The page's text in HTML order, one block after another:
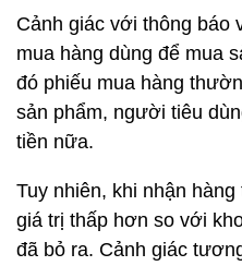
Cảnh giác với thông báo
mua hàng dùng để mua
đó phiếu mua hàng
sản phẩm, người tiêu
tiền nữa.
Tuy nhiên, khi nhận
giá trị thấp hơn so với
đã bỏ ra. Cảnh giác